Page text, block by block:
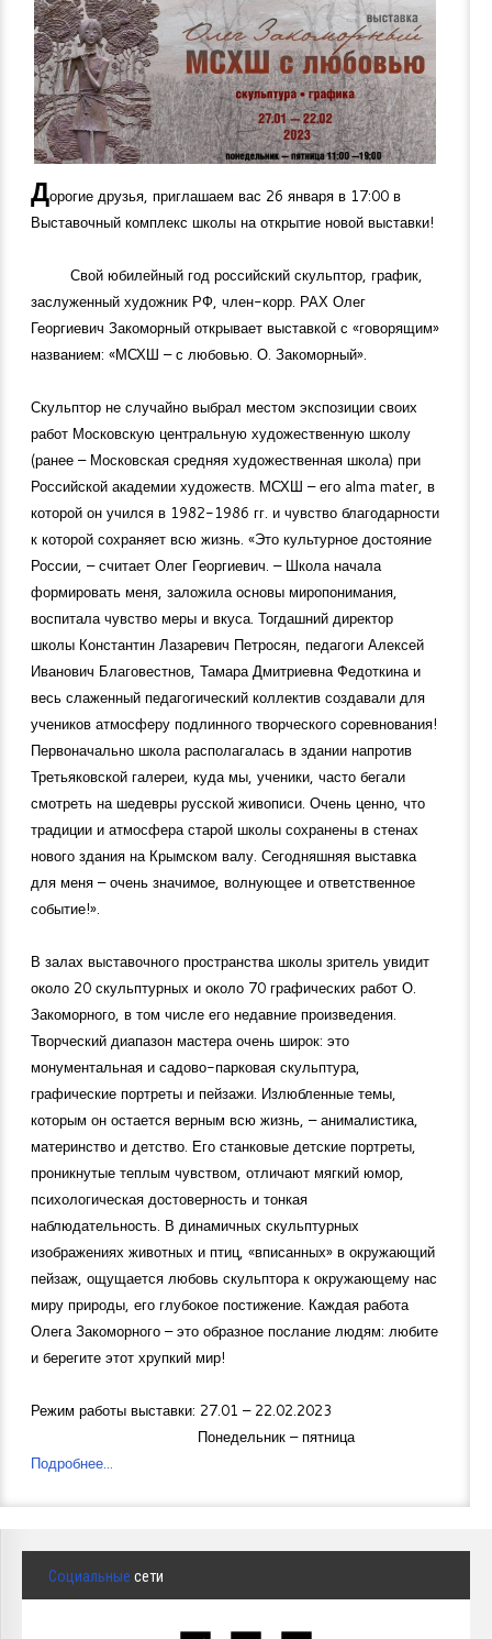
Дорогие друзья, приглашаем вас 26 января в 17:00 в
Выставочный комплекс школы на открытие новой выставки!
Свой юбилейный год российский скульптор, график,
заслуженный художник РФ, член-корр. РАХ Олег
Георгиевич Закоморный открывает выставкой с «говорящим»
названием: «МСХШ – с любовью. О. Закоморный».
Скульптор не случайно выбрал местом экспозиции своих
работ Московскую центральную художественную школу
(ранее – Московская средняя художественная школа) при
Российской академии художеств. МСХШ – его alma mater, в
которой он учился в 1982-1986 гг. и чувство благодарности
к которой сохраняет всю жизнь. «Это культурное достояние
России, – считает Олег Георгиевич. – Школа начала
формировать меня, заложила основы миропонимания,
воспитала чувство меры и вкуса. Тогдашний директор
школы Константин Лазаревич Петросян, педагоги Алексей
Иванович Благовестнов, Тамара Дмитриевна Федоткина и
весь слаженный педагогический коллектив создавали для
учеников атмосферу подлинного творческого соревнования!
Первоначально школа располагалась в здании напротив
Третьяковской галереи, куда мы, ученики, часто бегали
смотреть на шедевры русской живописи. Очень ценно, что
традиции и атмосфера старой школы сохранены в стенах
нового здания на Крымском валу. Сегодняшняя выставка
для меня – очень значимое, волнующее и ответственное
событие!».
В залах выставочного пространства школы зритель увидит
около 20 скульптурных и около 70 графических работ О.
Закоморного, в том числе его недавние произведения.
Творческий диапазон мастера очень широк: это
монументальная и садово-парковая скульптура,
графические портреты и пейзажи. Излюбленные темы,
которым он остается верным всю жизнь, – анималистика,
материнство и детство. Его станковые детские портреты,
проникнутые теплым чувством, отличают мягкий юмор,
психологическая достоверность и тонкая
наблюдательность. В динамичных скульптурных
изображениях животных и птиц, «вписанных» в окружающий
пейзаж, ощущается любовь скульптора к окружающему нас
миру природы, его глубокое постижение. Каждая работа
Олега Закоморного – это образное послание людям: любите
и берегите этот хрупкий мир!
Режим работы выставки: 27.01 – 22.02.2023
Понедельник – пятница
Подробнее...
Социальные сети